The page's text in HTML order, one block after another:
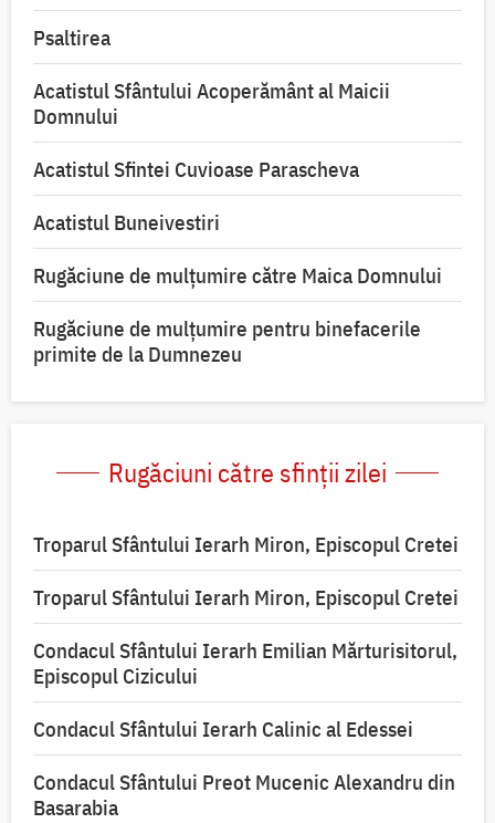
Psaltirea
Acatistul Sfântului Acoperământ al Maicii
Domnului
Acatistul Sfintei Cuvioase Parascheva
Acatistul Buneivestiri
Rugăciune de mulţumire către Maica Domnului
Rugăciune de mulțumire pentru binefacerile
primite de la Dumnezeu
Rugăciuni către sfinții zilei
Troparul Sfântului Ierarh Miron, Episcopul Cretei
Troparul Sfântului Ierarh Miron, Episcopul Cretei
Condacul Sfântului Ierarh Emilian Mărturisitorul,
Episcopul Cizicului
Condacul Sfântului Ierarh Calinic al Edessei
Condacul Sfântului Preot Mucenic Alexandru din
Basarabia